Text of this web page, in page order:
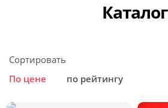
Каталог
Сортировать
По цене
по рейтингу